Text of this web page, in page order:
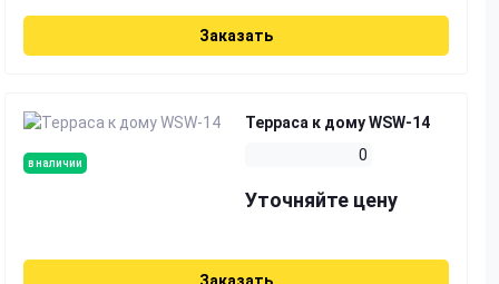
Заказать
в наличии
Терраса к дому WSW-14
0
Уточняйте цену